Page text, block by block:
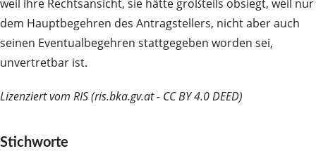
weil ihre Rechtsansicht, sie hätte großteils obsiegt, weil nur
dem Hauptbegehren des Antragstellers, nicht aber auch
seinen Eventualbegehren stattgegeben worden sei,
unvertretbar ist.
Lizenziert vom RIS (ris.bka.gv.at - CC BY 4.0 DEED)
Stichworte